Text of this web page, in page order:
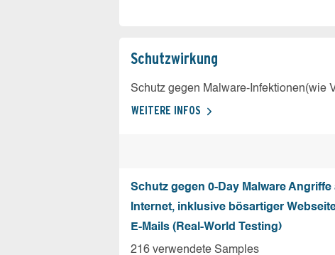
Schutz­wirkung
Schutz gegen Malware-Infektionen(wie
WEITERE INFOS
Schutz gegen 0-Day Malware Angriffe
Internet, inklusive bösartiger
E-Mails (Real-World Testing)
216 verwendete Samples